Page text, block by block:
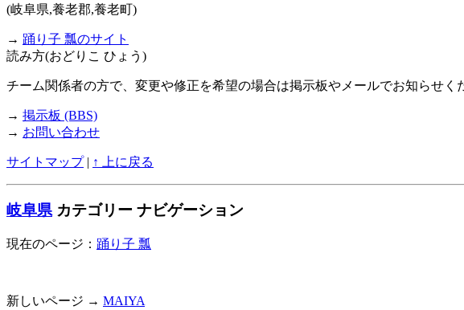
(岐阜県,養老郡,養老町)
→ 踊り子 瓢のサイト
読み方(おどりこ ひょう)
チーム関係者の方で、変更や修正を希望の場合は掲示板やメールでお知らせく
→ 掲示板 (BBS)
→ お問い合わせ
サイトマップ| ↑ 上に戻る
岐阜県カテゴリー ナビゲーション
現在のページ： 踊り子 瓢
新しいページ → MAIYA